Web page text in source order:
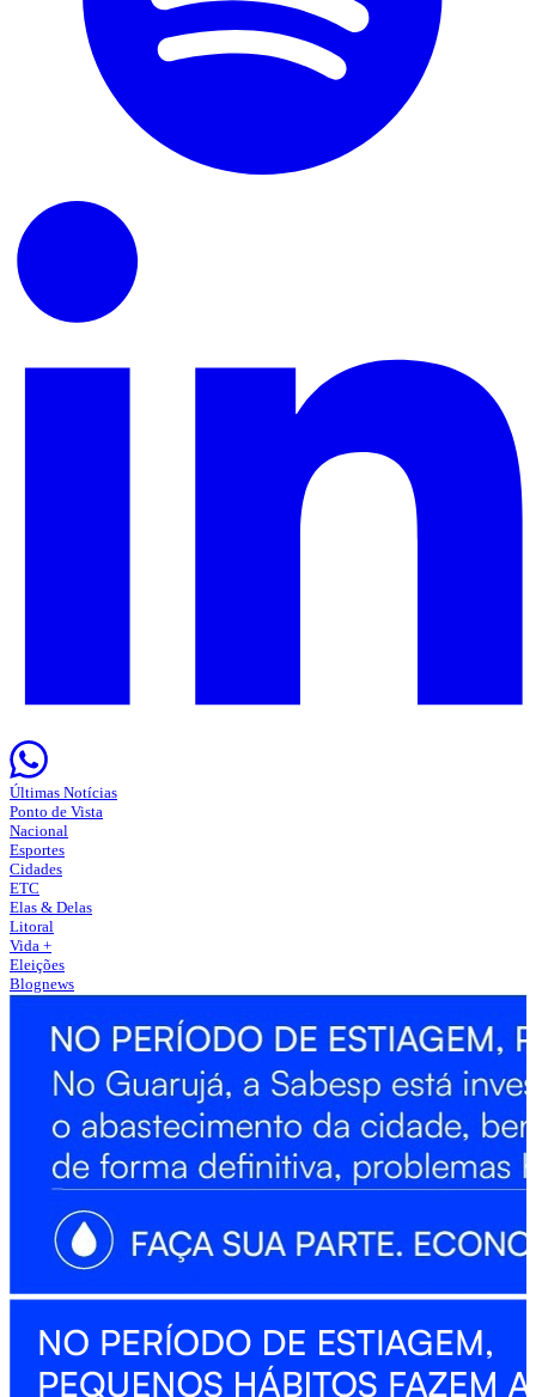
Últimas Notícias
Ponto de Vista
Nacional
Esportes
Cidades
ETC
Elas & Delas
Litoral
Vida +
Eleições
Blognews